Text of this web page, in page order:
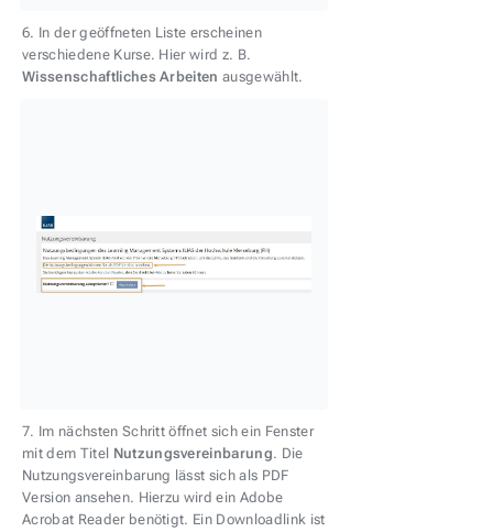
6. In der geöffneten Liste erscheinen
verschiedene Kurse. Hier wird z. B.
Wissenschaftliches Arbeiten ausgewählt.
7. Im nächsten Schritt öffnet sich ein Fenster
mit dem Titel Nutzungsvereinbarung. Die
Nutzungsvereinbarung lässt sich als PDF
Version ansehen. Hierzu wird ein Adobe
Acrobat Reader benötigt. Ein Downloadlink ist